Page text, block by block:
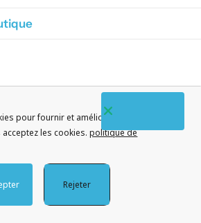
CityWatches.fr
pour fournir et améliorer nos services. En
les cookies. politique de
Rejeter